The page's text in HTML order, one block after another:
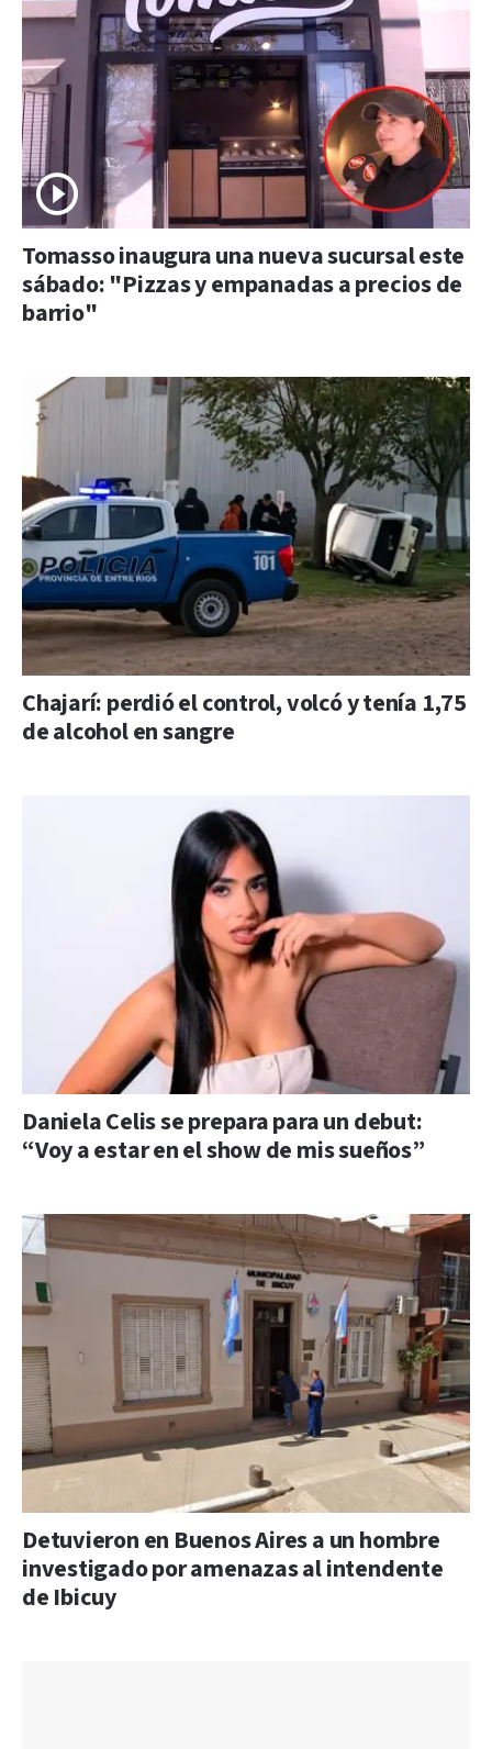
Tomasso inaugura una nueva sucursal este
sábado: "Pizzas y empanadas a precios de
barrio"
Chajarí: perdió el control, volcó y tenía 1,75
de alcohol en sangre
Daniela Celis se prepara para un debut:
“Voy a estar en el show de mis sueños”
Detuvieron en Buenos Aires a un hombre
investigado por amenazas al intendente
de Ibicuy